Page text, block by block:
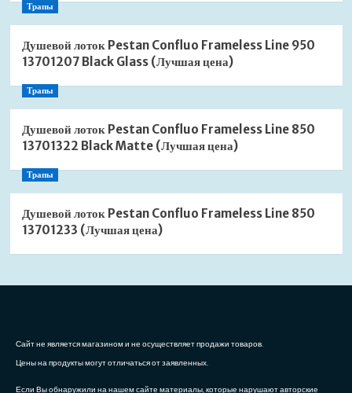
Трапы
Душевой лоток Pestan Confluo Frameless Line 950
13701207 Black Glass (Лучшая цена)
Трапы
Душевой лоток Pestan Confluo Frameless Line 850
13701322 Black Matte (Лучшая цена)
Трапы
Душевой лоток Pestan Confluo Frameless Line 850
13701233 (Лучшая цена)
Сайт не является магазином и не осуществляет продажи товаров.
Цены на продукты могут отличаться от заявленных.
Если Вы обнаружили на нашем сайте материалы, которые нарушают авторские